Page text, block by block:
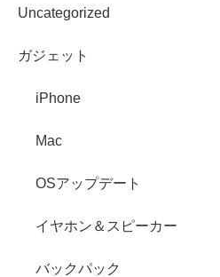
Uncategorized
ガジェット
iPhone
Mac
OSアップデート
イヤホン＆スピーカー
バックパック